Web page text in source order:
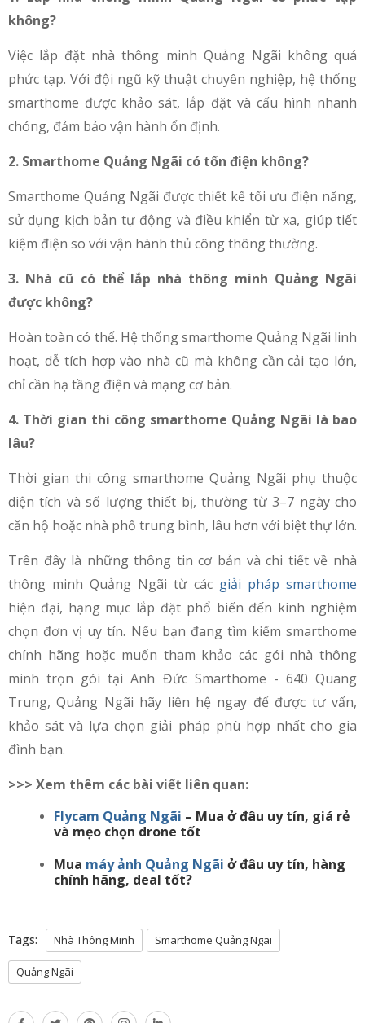
không?
Việc lắp đặt nhà thông minh Quảng Ngãi không quá
phức tạp. Với đội ngũ kỹ thuật chuyên nghiệp, hệ thống
smarthome được khảo sát, lắp đặt và cấu hình nhanh
chóng, đảm bảo vận hành ổn định.
2. Smarthome Quảng Ngãi có tốn điện không?
Smarthome Quảng Ngãi được thiết kế tối ưu điện năng,
sử dụng kịch bản tự động và điều khiển từ xa, giúp tiết
kiệm điện so với vận hành thủ công thông thường.
3. Nhà cũ có thể lắp nhà thông minh Quảng Ngãi
được không?
Hoàn toàn có thể. Hệ thống smarthome Quảng Ngãi linh
hoạt, dễ tích hợp vào nhà cũ mà không cần cải tạo lớn,
chỉ cần hạ tầng điện và mạng cơ bản.
4. Thời gian thi công smarthome Quảng Ngãi là bao
lâu?
Thời gian thi công smarthome Quảng Ngãi phụ thuộc
diện tích và số lượng thiết bị, thường từ 3–7 ngày cho
căn hộ hoặc nhà phố trung bình, lâu hơn với biệt thự lớn.
Trên đây là những thông tin cơ bản và chi tiết về nhà
thông minh Quảng Ngãi từ các giải pháp smarthome
hiện đại, hạng mục lắp đặt phổ biến đến kinh nghiệm
chọn đơn vị uy tín. Nếu bạn đang tìm kiếm smarthome
chính hãng hoặc muốn tham khảo các gói nhà thông
minh trọn gói tại Anh Đức Smarthome - 640 Quang
Trung, Quảng Ngãi hãy liên hệ ngay để được tư vấn,
khảo sát và lựa chọn giải pháp phù hợp nhất cho gia
đình bạn.
>>> Xem thêm các bài viết liên quan:
Flycam Quảng Ngãi – Mua ở đâu uy tín, giá rẻ
và mẹo chọn drone tốt
Mua máy ảnh Quảng Ngãi ở đâu uy tín, hàng
chính hãng, deal tốt?
Tags: Nhà Thông Minh Smarthome Quảng Ngãi
Quảng Ngãi